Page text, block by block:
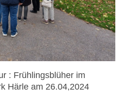
: Frühlingsblüher im
Härle am 26.04,2024